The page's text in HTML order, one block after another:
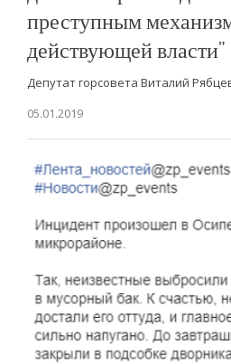
преступным
действующей власти”
Депутат горсовета Виталий
05.01.2019